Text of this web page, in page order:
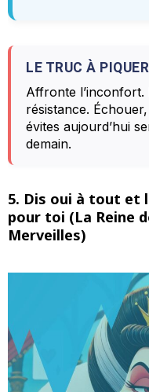
LE TRUC À PIQUER
Affronte
résistance.
évites aujourd’hui
demain.
5. Dis oui à tout et
pour toi (La Reine
Merveilles)